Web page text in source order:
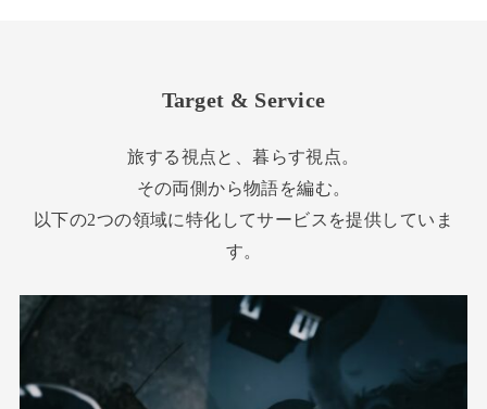
Target & Service
旅する視点と、暮らす視点。
その両側から物語を編む。
以下の2つの領域に特化してサービスを提供していま
す。